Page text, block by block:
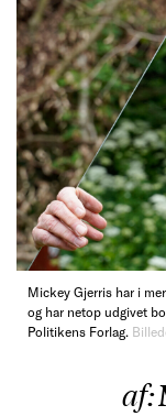
Mickey Gjerris har i
og har netop udgivet
Politikens Forlag.
af: